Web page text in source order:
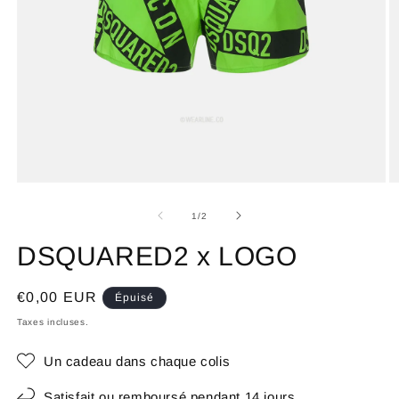
1/de
2
DSQUARED2 x LOGO
Prix
habituel
€0,00 EUR Épuisé
Taxes incluses.
Un cadeau dans chaque colis